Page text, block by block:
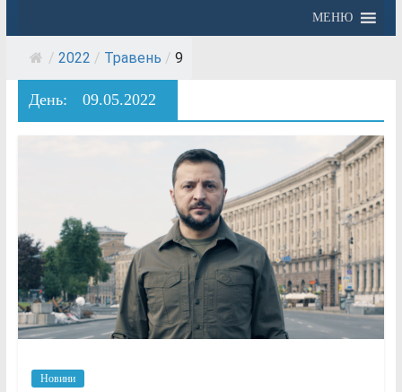
МЕНЮ
/ 2022 / Травень / 9
День: 09.05.2022
Новини